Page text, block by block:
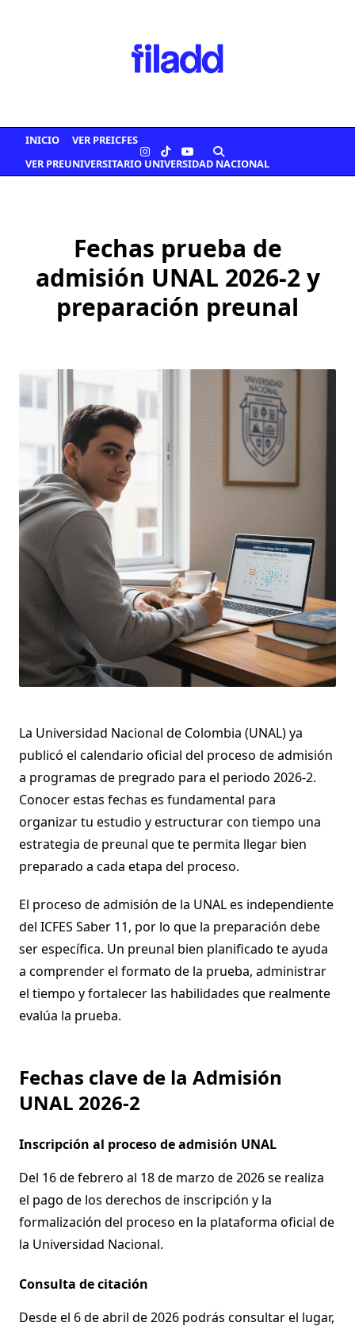
INICIO
VER PREICFES
VER PREUNIVERSITARIO UNIVERSIDAD NACIONAL
Fechas prueba de
admisión UNAL 2026-2 y
preparación preunal
La Universidad Nacional de Colombia (UNAL) ya
publicó el calendario oficial del proceso de admisión
a programas de pregrado para el periodo 2026-2.
Conocer estas fechas es fundamental para
organizar tu estudio y estructurar con tiempo una
estrategia de preunal que te permita llegar bien
preparado a cada etapa del proceso.
El proceso de admisión de la UNAL es independiente
del ICFES Saber 11, por lo que la preparación debe
ser específica. Un preunal bien planificado te ayuda
a comprender el formato de la prueba, administrar
el tiempo y fortalecer las habilidades que realmente
evalúa la prueba.
Fechas clave de la Admisión
UNAL 2026-2
Inscripción al proceso de admisión UNAL
Del 16 de febrero al 18 de marzo de 2026 se realiza
el pago de los derechos de inscripción y la
formalización del proceso en la plataforma oficial de
la Universidad Nacional.
Consulta de citación
Desde el 6 de abril de 2026 podrás consultar el lugar,